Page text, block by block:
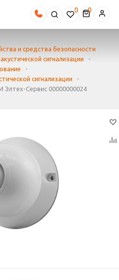
0
и средства безопасности
сигнализации
-
-
сигнализации
-
Сервис 00000000024